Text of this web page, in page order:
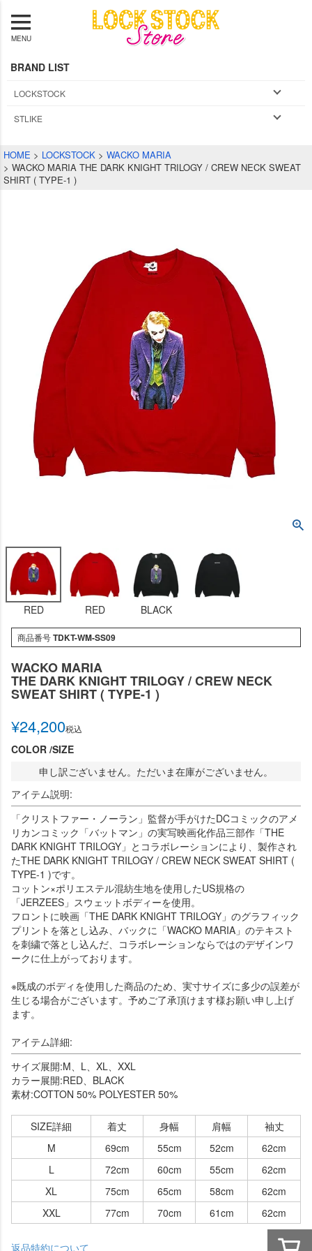
MENU
BRAND LIST
LOCKSTOCK
STLIKE
HOME LOCKSTOCK
WACKO MARIA
WACKO MARIA THE DARK KNIGHT TRILOGY / CREW NECK SWEAT
SHIRT ( TYPE-1 )
RED RED BLACK
商品番号TDKT-WM-SS09
WACKO MARIA
THE DARK KNIGHT TRILOGY / CREW NECK
SWEAT SHIRT ( TYPE-1 )
¥24,200税込
COLOR SIZE
申し訳ございません。ただいま在庫がございません。
アイテム説明:
「クリストファー・ノーラン」監督が手がけたDCコミックのアメ
リカンコミック「バットマン」の実写映画化作品三部作「THE
DARK KNIGHT TRILOGY」とコラボレーションにより、製作され
たTHE DARK KNIGHT TRILOGY / CREW NECK SWEAT SHIRT (
TYPE-1 )です。
コットン×ポリエステル混紡生地を使用したUS規格の
「JERZEES」スウェットボディーを使用。
フロントに映画「THE DARK KNIGHT TRILOGY」のグラフィック
プリントを落とし込み、バックに「WACKO MARIA」のテキスト
を刺繍で落とし込んだ、コラボレーションならではのデザインワ
ークに仕上がっております。
※既成のボディを使用した商品のため、実寸サイズに多少の誤差が
生じる場合がございます。予めご了承頂けます様お願い申し上げ
ます。
アイテム詳細:
サイズ展開:M、L、XL、XXL
カラー展開:RED、BLACK
素材:COTTON 50% POLYESTER 50%
SIZE詳細 着丈 身幅 肩幅
袖丈
M
69cm 55cm 52cm
62cm
L
72cm 60cm 55cm
62cm
XL
75cm 65cm 58cm
62cm
XXL
77cm 70cm 61cm 62cm
返品特約について